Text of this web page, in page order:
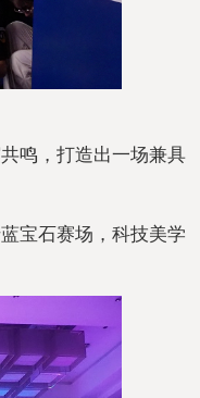
鸣，打造出一场兼具
宝石赛场，科技美学